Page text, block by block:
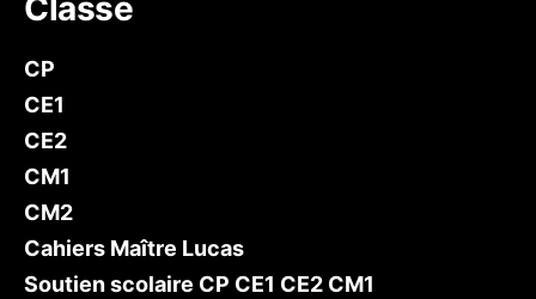
Classe
CP
CE1
CE2
CM1
CM2
Cahiers Maître Lucas
Soutien scolaire CP CE1 CE2 CM1